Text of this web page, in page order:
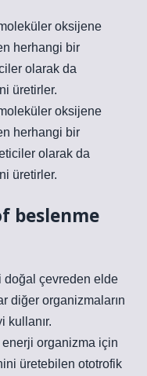
oksijene
herhangi bir
olarak da
üretirler.
oksijene
herhangi bir
olarak da
üretirler.
beslenme
doğal çevreden elde
diğer organizmaların
kullanır.
organizma için
üretebilen ototrofik